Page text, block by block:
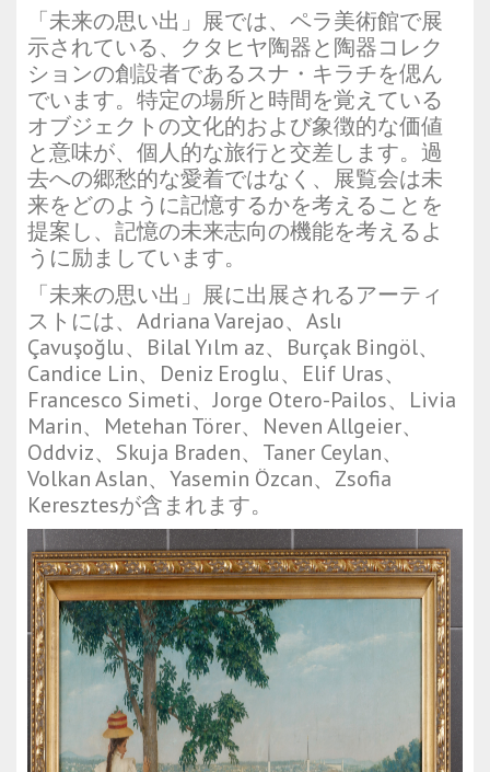
「未来の思い出」展では、ペラ美術館で展
示されている、クタヒヤ陶器と陶器コレク
ションの創設者であるスナ・キラチを偲ん
でいます。特定の場所と時間を覚えている
オブジェクトの文化的および象徴的な価値
と意味が、個人的な旅行と交差します。過
去への郷愁的な愛着ではなく、展覧会は未
来をどのように記憶するかを考えることを
提案し、記憶の未来志向の機能を考えるよ
うに励ましています。
「未来の思い出」展に出展されるアーティ
ストには、Adriana Varejao、Aslı
Çavuşoğlu、Bilal Yılm az、Burçak Bingöl、
Candice Lin、Deniz Eroglu、Elif Uras、
Francesco Simeti、Jorge Otero-Pailos、Livia
Marin、Metehan Törer、Neven Allgeier、
Oddviz、Skuja Braden、Taner Ceylan、
Volkan Aslan、Yasemin Özcan、Zsofia
Keresztesが含まれます。